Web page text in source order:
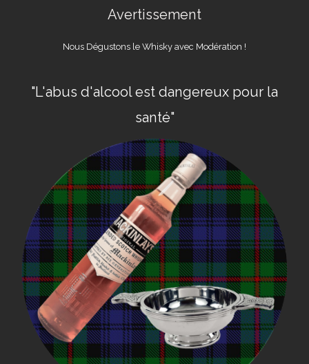
Avertissement
Nous Dégustons le Whisky avec Modération !
"L'abus d'alcool est dangereux pour la
santé"